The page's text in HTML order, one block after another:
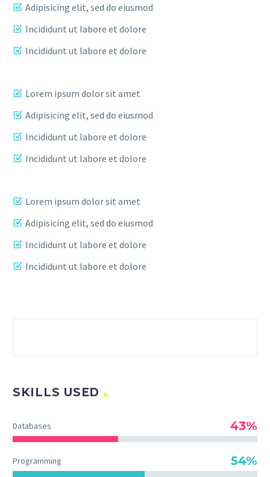
Adipisicing elit, sed do eiusmod
Incididunt ut labore et dolore
Incididunt ut labore et dolore
Lorem ipsum dolor sit amet
Adipisicing elit, sed do eiusmod
Incididunt ut labore et dolore
Incididunt ut labore et dolore
Lorem ipsum dolor sit amet
Adipisicing elit, sed do eiusmod
Incididunt ut labore et dolore
Incididunt ut labore et dolore
SKILLS USED
Databases 43%
Programming 54%